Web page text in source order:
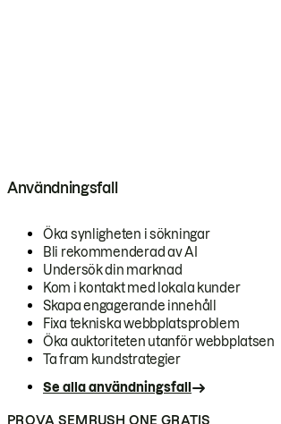
Användningsfall
Öka synligheten i sökningar
Bli rekommenderad av AI
Undersök din marknad
Kom i kontakt med lokala kunder
Skapa engagerande innehåll
Fixa tekniska webbplatsproblem
Öka auktoriteten utanför webbplatsen
Ta fram kundstrategier
Se alla användningsfall
PROVA SEMRUSH ONE GRATIS